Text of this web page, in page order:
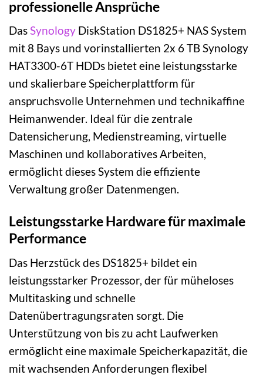
professionelle Ansprüche
DasSynology DiskStation DS1825+ NAS System
mit 8 Bays und vorinstallierten 2x 6 TB Synology
HAT3300-6T HDDs bietet eine leistungsstarke
und skalierbare Speicherplattform für
anspruchsvolle Unternehmen und technikaffine
Heimanwender. Ideal für die zentrale
Datensicherung, Medienstreaming, virtuelle
Maschinen und kollaboratives Arbeiten,
ermöglicht dieses System die effiziente
Verwaltung großer Datenmengen.
Leistungsstarke Hardware für maximale
Performance
Das Herzstück des DS1825+ bildet ein
leistungsstarker Prozessor, der für müheloses
Multitasking und schnelle
Datenübertragungsraten sorgt. Die
Unterstützung von bis zu acht Laufwerken
ermöglicht eine maximale Speicherkapazität, die
mit wachsenden Anforderungen flexibel